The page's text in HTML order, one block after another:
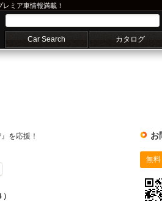
レミア車情報満載！
Car Search カタログ
を応援！ お
無料